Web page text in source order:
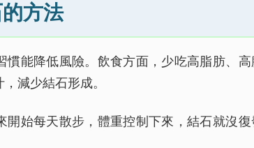
方法
慣能降低風險。飲食方面，少吃高脂肪、
減少結石形成。
開始每天散步，體重控制下來，結石就沒